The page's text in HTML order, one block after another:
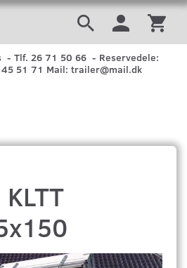
- Tlf. 26 71 50 66 - Reservedele:
51 71 Mail: trailer@mail.dk